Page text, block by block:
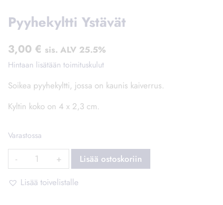
Pyyhekyltti Ystävät
3,00 € sis. ALV 25.5%
Hintaan lisätään toimituskulut
Soikea pyyhekyltti, jossa on kaunis kaiverrus.
Kyltin koko on 4 x 2,3 cm.
Varastossa
Pyyhekyltti
Ystävät
määrä
Lisää ostoskoriin
Lisää toivelistalle